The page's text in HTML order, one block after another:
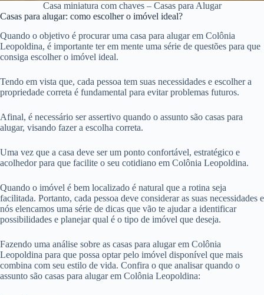
Casa miniatura com chaves – Casas para Alugar
Casas para alugar: como escolher o imóvel ideal?
Quando o objetivo é procurar uma casa para alugar em Colônia
Leopoldina, é importante ter em mente uma série de questões para que
consiga escolher o imóvel ideal.
Tendo em vista que, cada pessoa tem suas necessidades e escolher a
propriedade correta é fundamental para evitar problemas futuros.
Afinal, é necessário ser assertivo quando o assunto são casas para
alugar, visando fazer a escolha correta.
Uma vez que a casa deve ser um ponto confortável, estratégico e
acolhedor para que facilite o seu cotidiano em Colônia Leopoldina.
Quando o imóvel é bem localizado é natural que a rotina seja
facilitada. Portanto, cada pessoa deve considerar as suas necessidades e
nós elencamos uma série de dicas que vão te ajudar a identificar
possibilidades e planejar qual é o tipo de imóvel que deseja.
Fazendo uma análise sobre as casas para alugar em Colônia
Leopoldina para que possa optar pelo imóvel disponível que mais
combina com seu estilo de vida. Confira o que analisar quando o
assunto são casas para alugar em Colônia Leopoldina: